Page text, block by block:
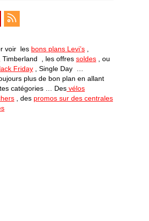
voir les bons plans Levi’s
, Timberland , les offres soldes , ou
Friday , Single Day …
plus de bon plan en allant
catégories … Des vélos
, des promos sur des centrales